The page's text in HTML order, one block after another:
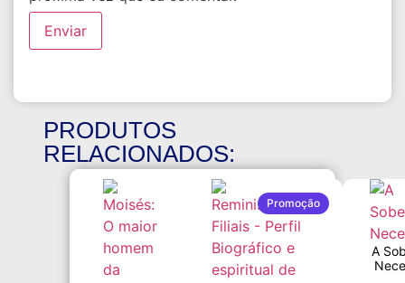
PRODUTOS
RELACIONADOS:
Promoção
A